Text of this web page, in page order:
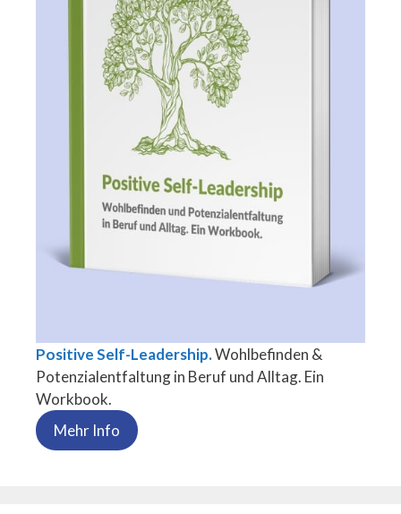
Positive Self-Leadership.Wohlbefinden &
Potenzialentfaltung in Beruf und Alltag. Ein
Workbook.
Mehr Info